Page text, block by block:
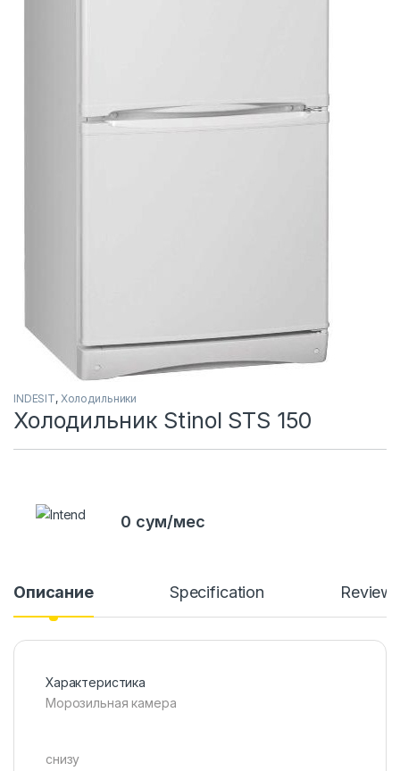
INDESIT, Холодильники
Холодильник Stinol STS 150
0 сум/мес
Описание Specification
Характеристика
Морозильная камера
снизу